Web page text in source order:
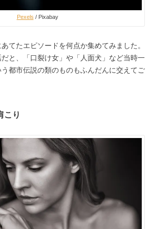
Pexels / Pixabay
てたエピソードを何点か集めてみました。
と、「口裂け女」や「人面犬」など当時一
都市伝説の類のものもふんだんに交えてご
こり